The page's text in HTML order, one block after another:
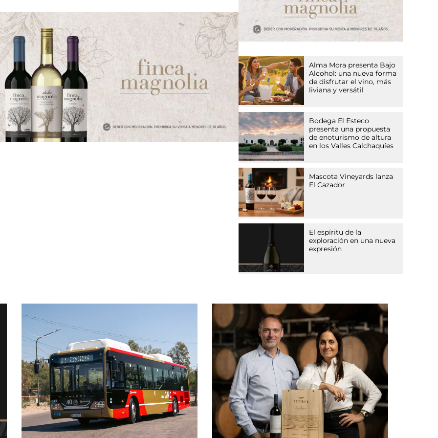
Alma Mora presenta Bajo
Alcohol: una nueva forma
de disfrutar el vino, más
liviana y versátil
Bodega El Esteco
presenta una propuesta
de enoturismo de altura
en los Valles Calchaquíes
Mascota Vineyards lanza
El Cazador
El espíritu de la
exploración en una nueva
expresión